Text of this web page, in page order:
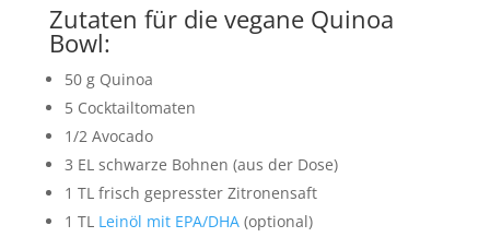
Zutaten für die vegane Quinoa
Bowl:
50 g Quinoa
5 Cocktailtomaten
1/2 Avocado
3 EL schwarze Bohnen (aus der Dose)
1 TL frisch gepresster Zitronensaft
1 TL Leinöl mit EPA/DHA (optional)